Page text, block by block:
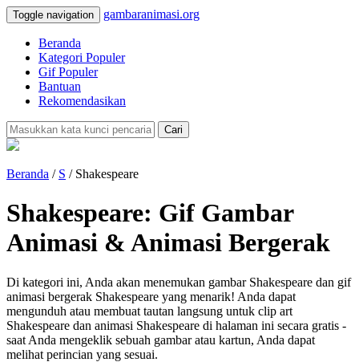
Toggle navigation gambaranimasi.org
Beranda
Kategori Populer
Gif Populer
Bantuan
Rekomendasikan
Cari
Beranda / S / Shakespeare
Shakespeare: Gif Gambar
Animasi & Animasi Bergerak
Di kategori ini, Anda akan menemukan gambar Shakespeare dan gif
animasi bergerak Shakespeare yang menarik! Anda dapat
mengunduh atau membuat tautan langsung untuk clip art
Shakespeare dan animasi Shakespeare di halaman ini secara gratis -
saat Anda mengeklik sebuah gambar atau kartun, Anda dapat
melihat perincian yang sesuai.